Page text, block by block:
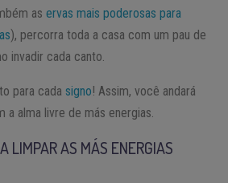
as ervas mais poderosas para
), percorra toda a casa com um pau de
invadir cada canto.
para cada signo! Assim, você andará
alma livre de más energias.
LIMPAR AS MÁS ENERGIAS